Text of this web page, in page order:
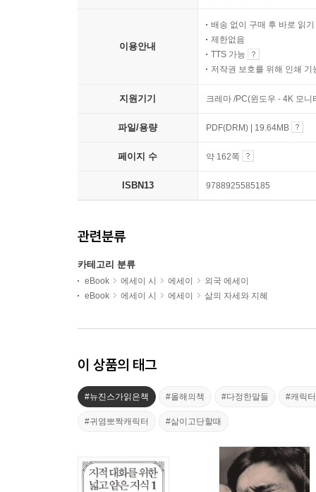
이용안내
배송 없이 구매 후 바로 읽기
제한없음
TTS 가능
저작권 보호를 위해 인쇄 기
지원기기 크레마 /PC(윈도우 - 4K 모
파일/용량 PDF(DRM) | 19.64MB
페이지 수 약 162쪽
ISBN13 9788925585185
관련분류
카테고리 분류
eBook 에세이 시 에세이
외국 에세이
eBook
에세이 시 에세이 삶의 자세와 지혜
이 상품의 태그
#뉴진스가읽은책 #올해의책 #다정한말들 #캐릭
#귀염뽀짝캐릭터 #삶이고단할때